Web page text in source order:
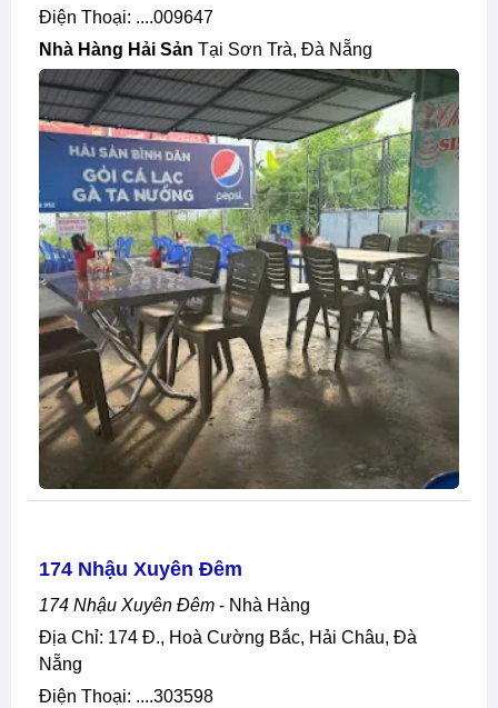
Điện Thoại: ....009647
Nhà Hàng Hải Sản Tại Sơn Trà, Đà Nẵng
174 Nhậu Xuyên Đêm
174 Nhậu Xuyên Đêm - Nhà Hàng
Địa Chỉ: 174 Đ., Hoà Cường Bắc, Hải Châu, Đà
Nẵng
Điện Thoại: ....303598